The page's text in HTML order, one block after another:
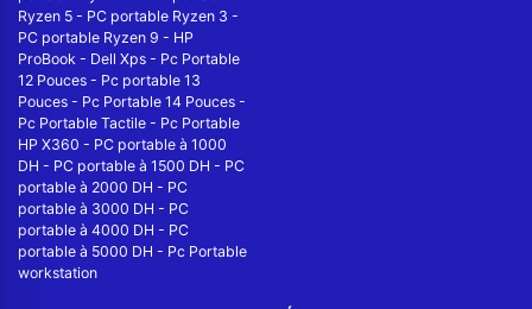
Ryzen 5 - PC portable Ryzen 3 -
PC portable Ryzen 9 - HP
ProBook - Dell Xps - Pc Portable
12 Pouces - Pc portable 13
Pouces - Pc Portable 14 Pouces -
Pc Portable Tactile - Pc Portable
HP X360 - PC portable à 1000
DH - PC portable à 1500 DH - PC
portable à 2000 DH - PC
portable à 3000 DH - PC
portable à 4000 DH - PC
portable à 5000 DH - Pc Portable
workstation